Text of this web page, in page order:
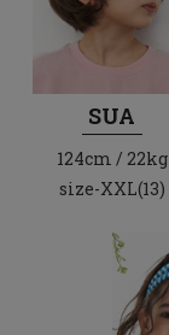
SUA
124cm / 22kg
size-XXL(13)